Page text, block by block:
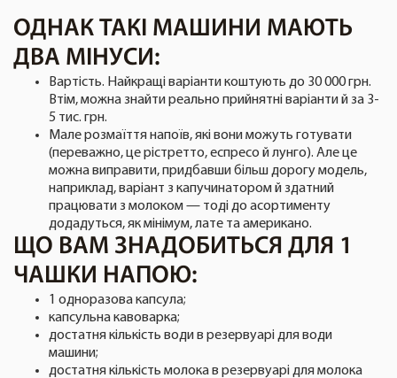
ОДНАК ТАКІ МАШИНИ МАЮТЬ
ДВА МІНУСИ:
Вартість. Найкращі варіанти коштують до 30 000 грн.
Втім, можна знайти реально прийнятні варіанти й за 3-
5 тис. грн.
Мале розмаїття напоїв, які вони можуть готувати
(переважно, це рістретто, еспресо й лунго). Але це
можна виправити, придбавши більш дорогу модель,
наприклад, варіант з капучинатором й здатний
працювати з молоком — тоді до асортименту
додадуться, як мінімум, лате та американо.
ЩО ВАМ ЗНАДОБИТЬСЯ ДЛЯ 1
ЧАШКИ НАПОЮ:
1 одноразова капсула;
капсульна кавоварка;
достатня кількість води в резервуарі для води
машини;
достатня кількість молока в резервуарі для молока